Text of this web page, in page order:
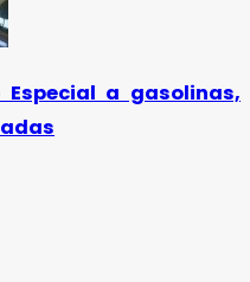
Especial a gasolinas,